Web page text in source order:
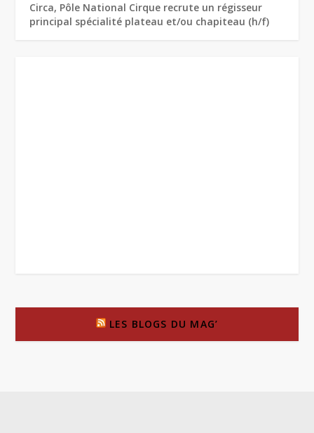
Circa, Pôle National Cirque recrute un régisseur
principal spécialité plateau et/ou chapiteau (h/f)
LES BLOGS DU MAG’